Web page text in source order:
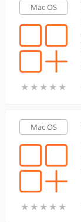
Mac OS
★ ★ ★ ★ ★
★ ★ ★ ★ ★
Mac OS
★ ★ ★ ★ ★
★ ★ ★ ★ ★